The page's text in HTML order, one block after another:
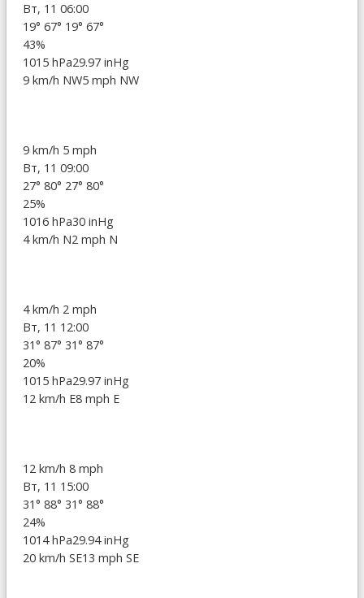
Вт, 11 06:00
19° 67° 19° 67°
43%
1015 hPa29.97 inHg
9 km/h NW5 mph NW
9 km/h 5 mph
Вт, 11 09:00
27° 80° 27° 80°
25%
1016 hPa30 inHg
4 km/h N2 mph N
4 km/h 2 mph
Вт, 11 12:00
31° 87° 31° 87°
20%
1015 hPa29.97 inHg
12 km/h E8 mph E
12 km/h 8 mph
Вт, 11 15:00
31° 88° 31° 88°
24%
1014 hPa29.94 inHg
20 km/h SE13 mph SE